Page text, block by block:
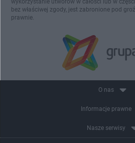
bez właściwej zgody, jest zabronione pod
prawnie.
O nas
Informacje prawne
Nasze serwisy